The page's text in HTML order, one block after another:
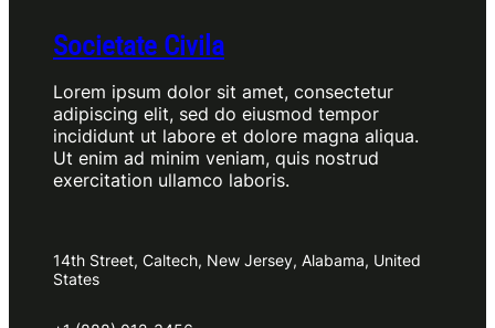
Societate Civila
Lorem ipsum dolor sit amet, consectetur
adipiscing elit, sed do eiusmod tempor
incididunt ut labore et dolore magna aliqua.
Ut enim ad minim veniam, quis nostrud
exercitation ullamco laboris.
14th Street, Caltech, New Jersey, Alabama, United
States